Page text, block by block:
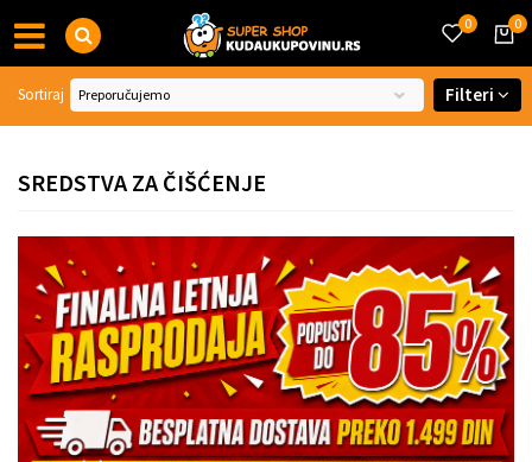
0
0
SREDSTVA ZA ČIŠĆENJE
Sortiraj Filteri